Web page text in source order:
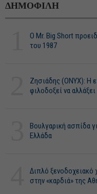
ΔΗΜΟΦΙΛΗ
O Mr. Big Short
του 1987
Ζησιάδης (ONYX): Η
φιλοδοξεί να
Βουλγαρική ασπίδα
Ελλάδα
Διπλό ξενοδοχειακό
στην «καρδιά» της